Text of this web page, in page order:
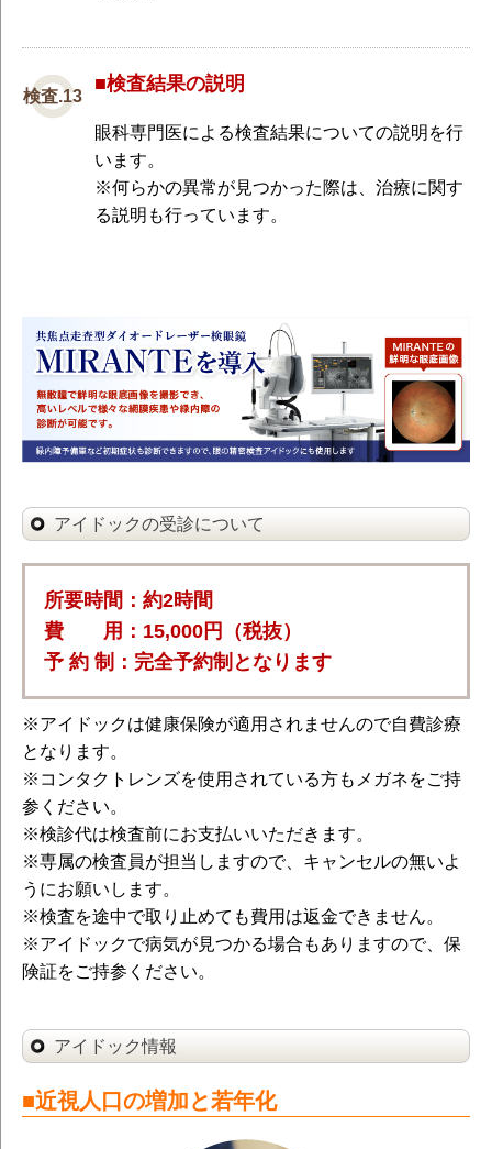
■検査結果の説明
眼科専門医による検査結果についての説明を行
います。
※何らかの異常が見つかった際は、治療に関す
る説明も行っています。
アイドックの受診について
所要時間：約2時間
費 用：15,000円（税抜）
予 約 制：完全予約制となります
※アイドックは健康保険が適用されませんので自費診療
となります。
※コンタクトレンズを使用されている方もメガネをご持
参ください。
※検診代は検査前にお支払いいただきます。
※専属の検査員が担当しますので、キャンセルの無いよ
うにお願いします。
※検査を途中で取り止めても費用は返金できません。
※アイドックで病気が見つかる場合もありますので、保
険証をご持参ください。
アイドック情報
■近視人口の増加と若年化